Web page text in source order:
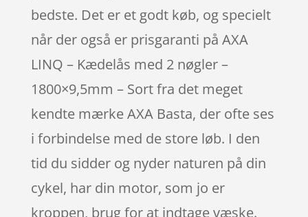
bedste. Det er et godt køb, og specielt
når der også er prisgaranti på AXA
LINQ – Kædelås med 2 nøgler –
1800×9,5mm – Sort fra det meget
kendte mærke AXA Basta, der ofte ses
i forbindelse med de store løb. I den
tid du sidder og nyder naturen på din
cykel, har din motor, som jo er
kroppen, brug for at indtage væske.